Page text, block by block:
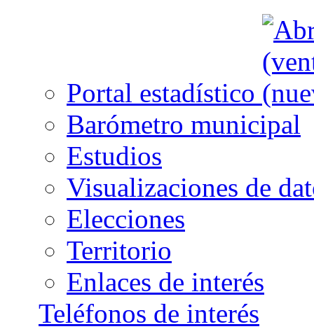
Portal estadístico
Barómetro municipal
Estudios
Visualizaciones de
Elecciones
Territorio
Enlaces de interés
Teléfonos de interés